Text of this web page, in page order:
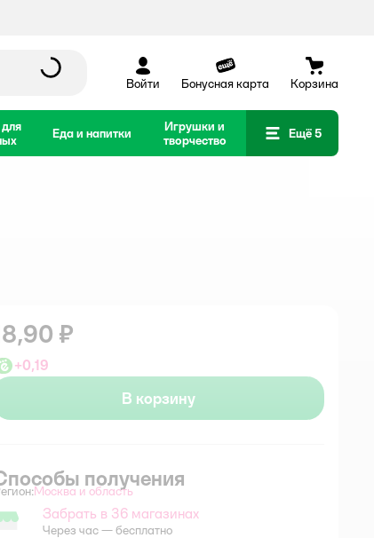
Войти Бонусная карта Корзина
Еда и напитки
Игрушки и
творчество
Ещё 5
₽
+0,19
В корзину
получения
Выбор адреса доставки.
Москва и область
Забрать в магазине
Забрать в 36 магазинах
Через час — бесплатно